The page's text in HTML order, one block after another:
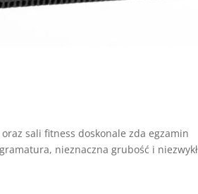
sali fitness doskonale zda egzamin
nieznaczna grubość i